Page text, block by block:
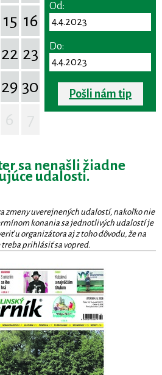
15 16
22 23
29 30
Od:
Do:
Pošli nám tip
sa nenašli žiadne
udalosti.
zmeny uverejnených udalostí, nakoľko nie
konania sa jednotlivých udalostí je
u organizátora aj z toho dôvodu, že na
prihlásiť sa vopred.